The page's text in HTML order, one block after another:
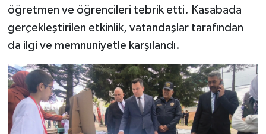
öğretmen ve öğrencileri tebrik etti. Kasabada
gerçekleştirilen etkinlik, vatandaşlar tarafından
da ilgi ve memnuniyetle karşılandı.